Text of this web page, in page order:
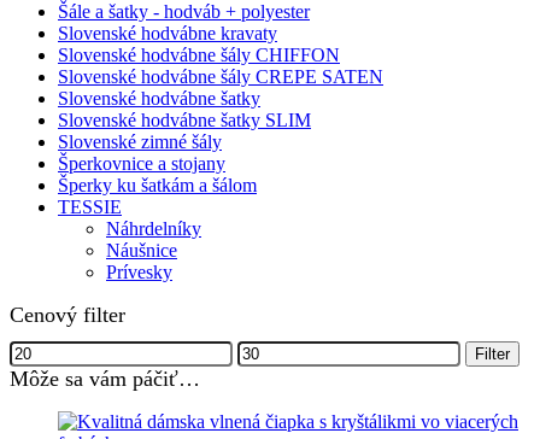
Šále a šatky - hodváb + polyester
Slovenské hodvábne kravaty
Slovenské hodvábne šály CHIFFON
Slovenské hodvábne šály CREPE SATEN
Slovenské hodvábne šatky
Slovenské hodvábne šatky SLIM
Slovenské zimné šály
Šperkovnice a stojany
Šperky ku šatkám a šálom
TESSIE
Náhrdelníky
Náušnice
Prívesky
Cenový filter
Minimálna
cena
Maximálna
cena
Filter
Môže sa vám páčiť…